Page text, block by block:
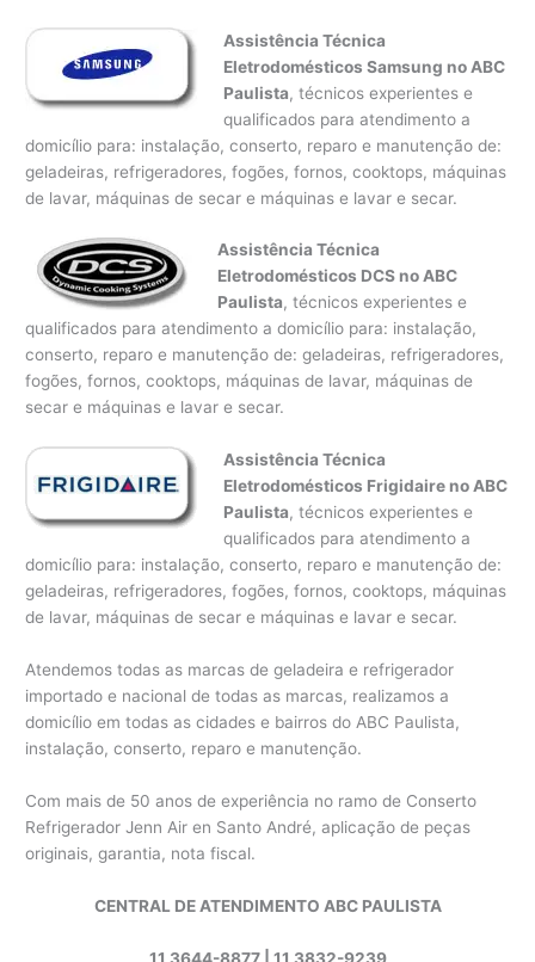
Assistência Técnica
Eletrodomésticos Samsung no ABC
Paulista, técnicos experientes e
qualificados para atendimento a
domicílio para: instalação, conserto, reparo e manutenção de:
geladeiras, refrigeradores, fogões, fornos, cooktops, máquinas
de lavar, máquinas de secar e máquinas e lavar e secar.
Assistência Técnica
Eletrodomésticos DCS no ABC
Paulista, técnicos experientes e
qualificados para atendimento a domicílio para: instalação,
conserto, reparo e manutenção de: geladeiras, refrigeradores,
fogões, fornos, cooktops, máquinas de lavar, máquinas de
secar e máquinas e lavar e secar.
Assistência Técnica
Eletrodomésticos Frigidaire no ABC
Paulista, técnicos experientes e
qualificados para atendimento a
domicílio para: instalação, conserto, reparo e manutenção de:
geladeiras, refrigeradores, fogões, fornos, cooktops, máquinas
de lavar, máquinas de secar e máquinas e lavar e secar.
Atendemos todas as marcas de geladeira e refrigerador
importado e nacional de todas as marcas, realizamos a
domicílio em todas as cidades e bairros do ABC Paulista,
instalação, conserto, reparo e manutenção.
Com mais de 50 anos de experiência no ramo de Conserto
Refrigerador Jenn Air en Santo André, aplicação de peças
originais, garantia, nota fiscal.
CENTRAL DE ATENDIMENTO ABC PAULISTA
11 3644-8877 | 11 3832-9239